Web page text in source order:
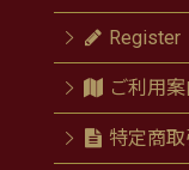
Register
ご利用案
特定商